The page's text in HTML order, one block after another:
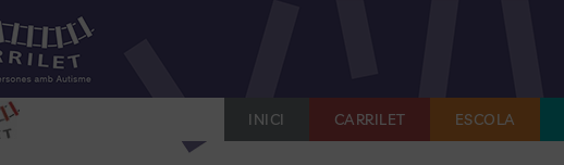
INICI CARRILET ESCOLA